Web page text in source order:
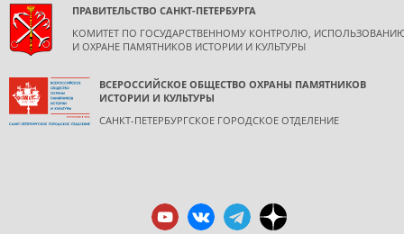
ПРАВИТЕЛЬСТВО САНКТ-ПЕТЕРБУРГА
КОМИТЕТ ПО ГОСУДАРСТВЕННОМУ КОНТРОЛЮ,
И ОХРАНЕ ПАМЯТНИКОВ ИСТОРИИ И КУЛЬТУРЫ
ВСЕРОССИЙСКОЕ ОБЩЕСТВО ОХРАНЫ ПАМЯТНИКОВ
ИСТОРИИ И КУЛЬТУРЫ
САНКТ-ПЕТЕРБУРГСКОЕ ГОРОДСКОЕ ОТДЕЛЕНИЕ